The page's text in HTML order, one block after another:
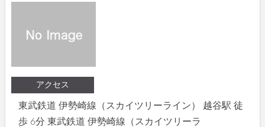
アクセス
東武鉄道 伊勢崎線（スカイツリーライン） 越谷駅 徒
歩 6分 東武鉄道 伊勢崎線（スカイツリーラ